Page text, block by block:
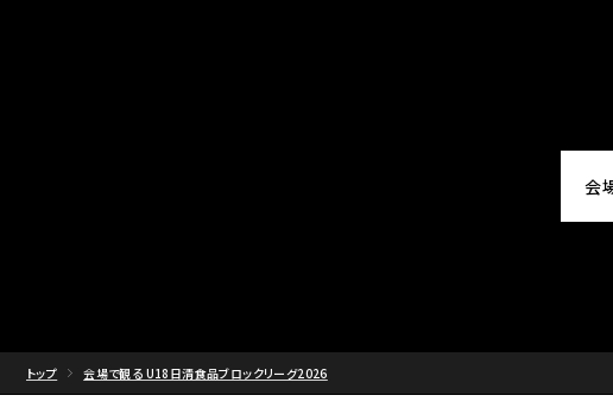
会
トップ 会場で観る U18日清食品ブロックリーグ2026